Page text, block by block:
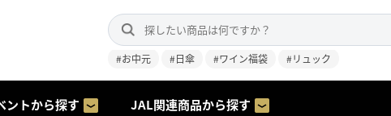
#お中元 #日傘 #ワイン福袋 #リュック
ントから探す JAL関連商品から探す